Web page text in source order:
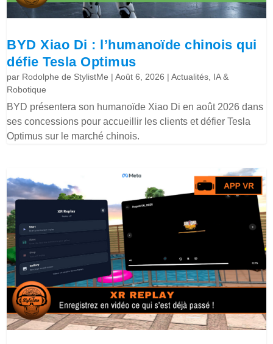
BYD Xiao Di : l’humanoïde chinois qui
défie Tesla Optimus
par Rodolphe de StylistMe |Août 6, 2026 |Actualités IA &
Robotique
BYD présentera son humanoïde Xiao Di en août 2026 dans
ses concessions pour accueillir les clients et défier Tesla
Optimus sur le marché chinois.